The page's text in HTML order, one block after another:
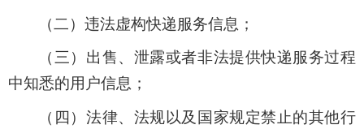
（二）违法虚构快递服务信息；
（三）出售、泄露或者非法提供快递服务过程
中知悉的用户信息；
（四）法律、法规以及国家规定禁止的其他行